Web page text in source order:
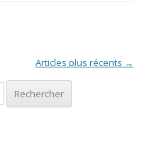
Articles plus récents →